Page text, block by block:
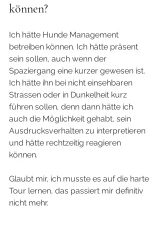
können?
Ich hätte Hunde Management
betreiben können. Ich hätte präsent
sein sollen, auch wenn der
Spaziergang eine kurzer gewesen ist.
Ich hätte ihn bei nicht einsehbaren
Strassen oder in Dunkelheit kurz
führen sollen, denn dann hätte ich
auch die Möglichkeit gehabt, sein
Ausdrucksverhalten zu interpretieren
und hätte rechtzeitig reagieren
können.
Glaubt mir, ich musste es auf die harte
Tour lernen, das passiert mir definitiv
nicht mehr.